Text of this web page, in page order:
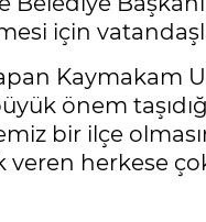
için
Kaymakam
önem
bir ilçe
veren herkese